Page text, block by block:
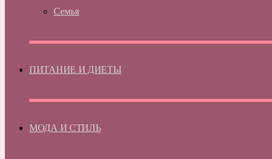
Семья
ПИТАНИЕ И ДИЕТЫ
МОДА И СТИЛЬ